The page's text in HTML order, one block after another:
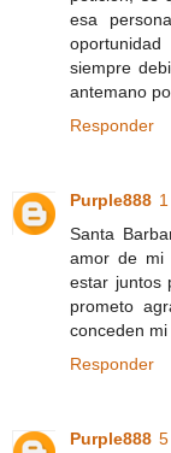
esa
siempre
antemano
Responder
Purple888
Santa
amor de mi
estar juntos
prometo
conceden
Responder
Purple888